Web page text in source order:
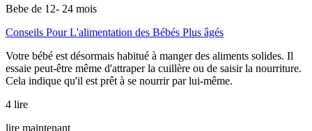
Bebe de 12- 24 mois
Conseils Pour L'alimentation des Bébés Plus âgés
Votre bébé est désormais habitué à manger des aliments solides. Il
essaie peut-être même d'attraper la cuillère ou de saisir la nourriture.
Cela indique qu'il est prêt à se nourrir par lui-même.
4 lire
lire maintenant